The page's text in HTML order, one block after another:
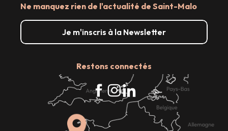
Ne manquez rien de l'actualité de Saint-Malo
Je m'inscris à la Newsletter
Restons connectés